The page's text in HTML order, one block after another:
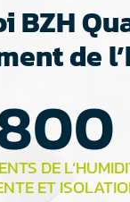
BZH
de
DE
ET